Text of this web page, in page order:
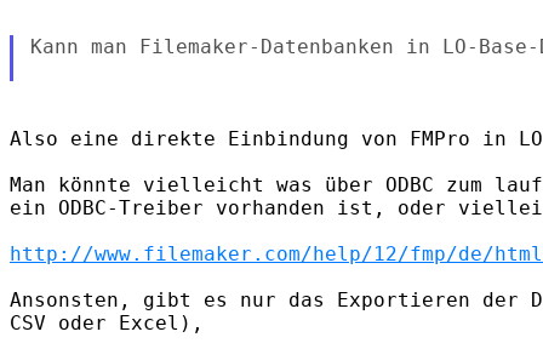
Kann man Filemaker-Datenbanken in LO-
Also eine direkte Einbindung von FMPro in
Man könnte vielleicht was über ODBC zum
ein ODBC-Treiber vorhanden ist, oder
http://www.filemaker.com/help/12/fmp/de/
Ansonsten, gibt es nur das Exportieren der
CSV oder Excel),